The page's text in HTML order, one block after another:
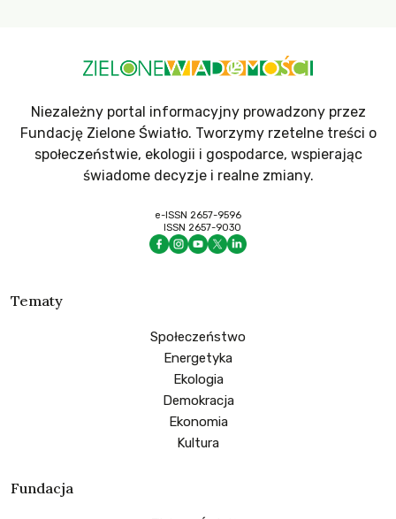
Niezależny portal informacyjny prowadzony przez
Fundację Zielone Światło. Tworzymy rzetelne treści o
społeczeństwie, ekologii i gospodarce, wspierając
świadome decyzje i realne zmiany.
e-ISSN 2657-9596
ISSN 2657-9030
Tematy
Społeczeństwo
Energetyka
Ekologia
Demokracja
Ekonomia
Kultura
Fundacja